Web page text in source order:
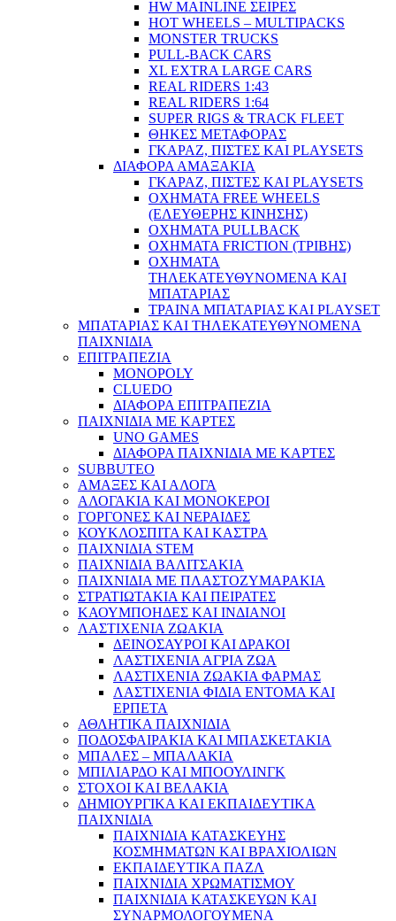
HW MAINLINE ΣΕΙΡΕΣ
HOT WHEELS – MULTIPACKS
MONSTER TRUCKS
PULL-BACK CARS
XL EXTRA LARGE CARS
REAL RIDERS 1:43
REAL RIDERS 1:64
SUPER RIGS & TRACK FLEET
ΘΗΚΕΣ ΜΕΤΑΦΟΡΑΣ
ΓΚΑΡΑΖ, ΠΙΣΤΕΣ ΚΑΙ PLAYSETS
ΔΙΑΦΟΡΑ ΑΜΑΞΑΚΙΑ
ΓΚΑΡΑΖ, ΠΙΣΤΕΣ ΚΑΙ PLAYSETS
ΟΧΗΜΑΤΑ FREE WHEELS
(ΕΛΕΥΘΕΡΗΣ ΚΙΝΗΣΗΣ)
ΟΧΗΜΑΤΑ PULLBACK
ΟΧΗΜΑΤΑ FRICTION (ΤΡΙΒΗΣ)
ΟΧΗΜΑΤΑ
ΤΗΛΕΚΑΤΕΥΘΥΝΟΜΕΝΑ ΚΑΙ
ΜΠΑΤΑΡΙΑΣ
ΤΡΑΙΝΑ ΜΠΑΤΑΡΙΑΣ ΚΑΙ PLAYSET
ΜΠΑΤΑΡΙΑΣ ΚΑΙ ΤΗΛΕΚΑΤΕΥΘΥΝΟΜΕΝΑ
ΠΑΙΧΝΙΔΙΑ
ΕΠΙΤΡΑΠΕΖΙΑ
MONOPOLY
CLUEDO
ΔΙΑΦΟΡΑ ΕΠΙΤΡΑΠΕΖΙΑ
ΠΑΙΧΝΙΔΙΑ ΜΕ ΚΑΡΤΕΣ
UNO GAMES
ΔΙΑΦΟΡΑ ΠΑΙΧΝΙΔΙΑ ΜΕ ΚΑΡΤΕΣ
SUBBUTEO
ΑΜΑΞΕΣ ΚΑΙ ΑΛΟΓΑ
ΑΛΟΓΑΚΙΑ ΚΑΙ ΜΟΝΟΚΕΡΟΙ
ΓΟΡΓΟΝΕΣ ΚΑΙ ΝΕΡΑΙΔΕΣ
ΚΟΥΚΛΟΣΠΙΤΑ ΚΑΙ ΚΑΣΤΡΑ
ΠΑΙΧΝΙΔΙΑ STEM
ΠΑΙΧΝΙΔΙΑ ΒΑΛΙΤΣΑΚΙΑ
ΠΑΙΧΝΙΔΙΑ ΜΕ ΠΛΑΣΤΟΖΥΜΑΡΑΚΙΑ
ΣΤΡΑΤΙΩΤΑΚΙΑ ΚΑΙ ΠΕΙΡΑΤΕΣ
ΚΑΟΥΜΠΟΗΔΕΣ ΚΑΙ ΙΝΔΙΑΝΟΙ
ΛΑΣΤΙΧΕΝΙΑ ΖΩΑΚΙΑ
ΔΕΙΝΟΣΑΥΡΟΙ ΚΑΙ ΔΡΑΚΟΙ
ΛΑΣΤΙΧΕΝΙΑ ΑΓΡΙΑ ΖΩΑ
ΛΑΣΤΙΧΕΝΙΑ ΖΩΑΚΙΑ ΦΑΡΜΑΣ
ΛΑΣΤΙΧΕΝΙΑ ΦΙΔΙΑ ΕΝΤΟΜΑ ΚΑΙ
ΕΡΠΕΤΑ
ΑΘΛΗΤΙΚΑ ΠΑΙΧΝΙΔΙΑ
ΠΟΔΟΣΦΑΙΡΑΚΙΑ ΚΑΙ ΜΠΑΣΚΕΤΑΚΙΑ
ΜΠΑΛΕΣ – ΜΠΑΛΑΚΙΑ
ΜΠΙΛΙΑΡΔΟ ΚΑΙ ΜΠΟΟΥΛΙΝΓΚ
ΣΤΟΧΟΙ ΚΑΙ ΒΕΛΑΚΙΑ
ΔΗΜΙΟΥΡΓΙΚΑ ΚΑΙ ΕΚΠΑΙΔΕΥΤΙΚΑ
ΠΑΙΧΝΙΔΙΑ
ΠΑΙΧΝΙΔΙΑ ΚΑΤΑΣΚΕΥΗΣ
ΚΟΣΜΗΜΑΤΩΝ ΚΑΙ ΒΡΑΧΙΟΛΙΩΝ
ΕΚΠΑΙΔΕΥΤΙΚΑ ΠΑΖΛ
ΠΑΙΧΝΙΔΙΑ ΧΡΩΜΑΤΙΣΜΟΥ
ΠΑΙΧΝΙΔΙΑ ΚΑΤΑΣΚΕΥΩΝ ΚΑΙ
ΣΥΝΑΡΜΟΛΟΓΟΥΜΕΝΑ